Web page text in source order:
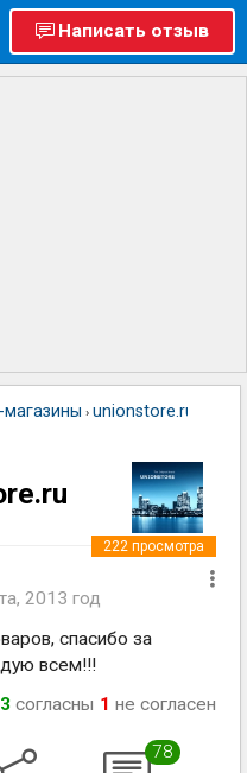
Написать отзыв
магазины › unionstore.ru
2013 год
222 просмотра
спасибо за
всем!!!
3 согласны 1 не согласен
78